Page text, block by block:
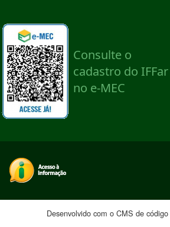
Desenvolvido com o CMS de